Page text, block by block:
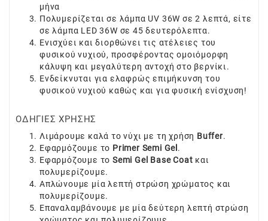
μήνα
Πολυμερίζεται σε λάμπα UV 36W σε 2 λεπτά, είτε
σε λάμπα LED 36W σε 45 δευτερόλεπτα.
Ενισχύει και διορθώνει τις ατέλειες του
φυσικού νυχιού, προσφέροντας ομοιόμορφη
κάλυψη και μεγαλύτερη αντοχή στο βερνίκι.
Ενδείκνυται για ελαφρώς επιμήκυνση του
φυσικού νυχιού καθώς και για φυσική ενίσχυση!
ΟΔΗΓΙΕΣ ΧΡΗΣΗΣ
Λιμάρουμε καλά το νύχι με τη χρήση Buffer.
Εφαρμόζουμε το Primer Semi Gel.
Εφαρμόζουμε το Semi Gel Base Coat και
πολυμερίζουμε.
Απλώνουμε μία λεπτή στρώση χρώματος και
πολυμερίζουμε.
Επαναλαμβάνουμε με μία δεύτερη λεπτή στρώση